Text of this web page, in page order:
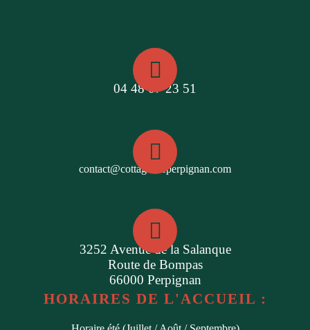
04 48 07 23 51
contact@cottagesdeperpignan.com
3252 Avenue de la Salanque
Route de Bompas
66000 Perpignan
HORAIRES DE L'ACCUEIL :